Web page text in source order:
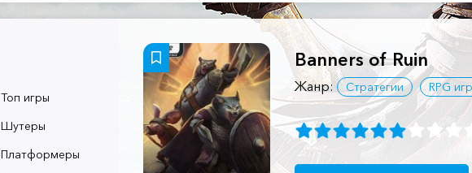
Топ игры
Шутеры
Платформеры
Banners of Ruin
Жанр: Стратегии RPG